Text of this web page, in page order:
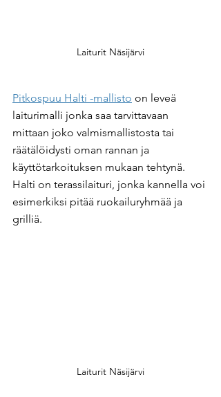
Laiturit Näsijärvi
Pitkospuu Halti -mallisto on leveä
laiturimalli jonka saa tarvittavaan
mittaan joko valmismallistosta tai
räätälöidysti oman rannan ja
käyttötarkoituksen mukaan tehtynä.
Halti on terassilaituri, jonka kannella voi
esimerkiksi pitää ruokailuryhmää ja
grilliä.
Laiturit Näsijärvi